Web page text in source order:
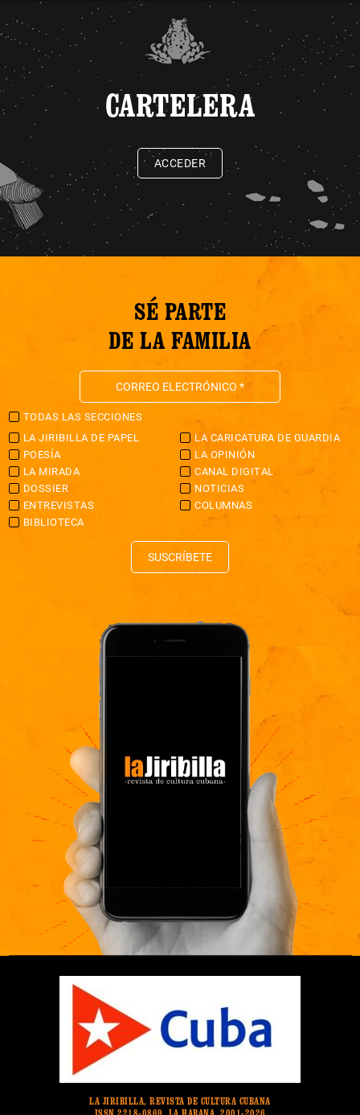
CARTELERA
ACCEDER
SÉ PARTE
DE LA FAMILIA
TODAS LAS SECCIONES
LA JIRIBILLA DE PAPEL
LA CARICATURA DE GUARDIA
POESÍA
LA OPINIÓN
LA MIRADA
CANAL DIGITAL
DOSSIER
NOTICIAS
ENTREVISTAS
COLUMNAS
BIBLIOTECA
SUSCRÍBETE
LA JIRIBILLA, REVISTA DE CULTURA CUBANA